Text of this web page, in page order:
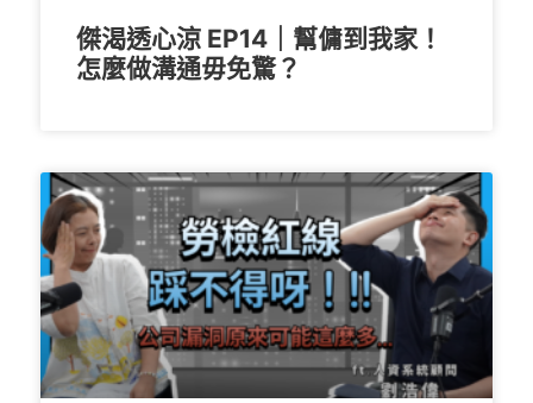
傑渴透心涼 EP14｜幫傭到我家！
怎麼做溝通毋免驚？